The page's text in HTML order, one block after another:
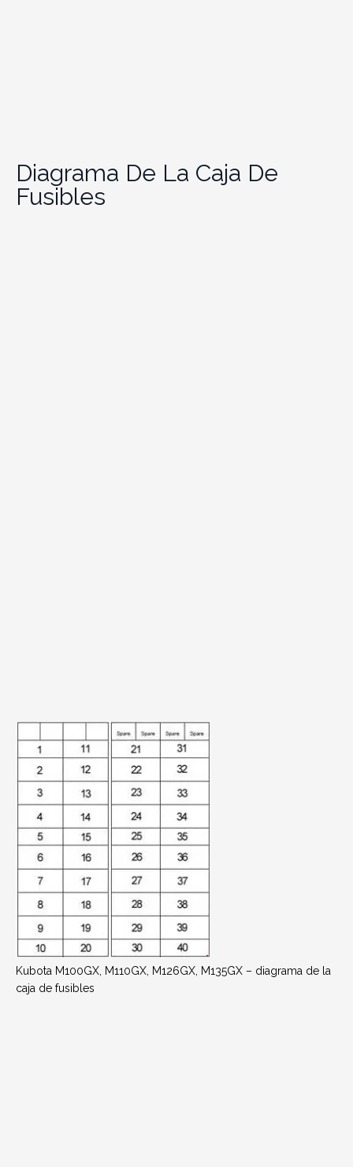
Diagrama De La Caja De
Fusibles
Kubota M100GX, M110GX, M126GX, M135GX – diagrama de la
caja de fusibles